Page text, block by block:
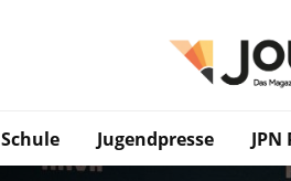
Schule Jugendpresse JPN